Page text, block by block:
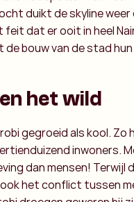
duikt de skyline weer
feit dat er ooit in heel
de bouw van de stad
het wild
gegroeid als kool. Zo
inwoners.
dan mensen! Terwijl
het conflict tussen